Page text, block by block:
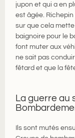
jupon et qui a en
est âgée.
sur que cela
baignoire pour le
font muter aux
ne sait pas
fêtard et que la
La guerre au
Ils sont mutés